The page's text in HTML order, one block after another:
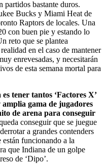
partidos bastante duros.
Bucks y Miami Heat de
Raptors de locales. Una
con buen pie y estando lo
reto que se plantea
en el caso de mantener
enrevesadas, y necesitarán
de esta semana mortal para
tener tantos ‘Factores X’
gama de jugadores
de arena para conseguir
conseguir que se juegue
a grandes contenders
están funcionando a la
que Indiana de un golpe
de ‘Dipo’.